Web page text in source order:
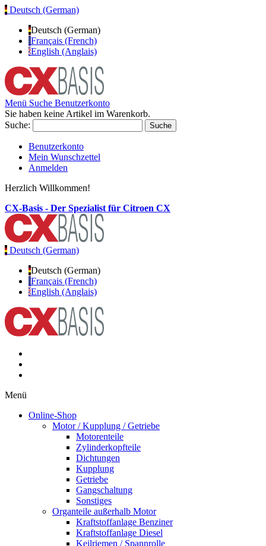
Deutsch (German)
Deutsch (German)
Français (French)
English (Anglais)
Menü Suche Benutzerkonto
Sie haben keine Artikel im Warenkorb.
Suche:
Suche
Benutzerkonto
Mein Wunschzettel
Anmelden
Herzlich Willkommen!
CX-Basis - Der Spezialist für Citroen CX
Deutsch (German)
Deutsch (German)
Français (French)
English (Anglais)
Menü
Online-Shop
Motor / Kupplung / Getriebe
Motorenteile
Zylinderkopfteile
Dichtungen
Kupplung
Getriebe
Gangschaltung
Sonstiges
Organteile außerhalb Motor
Kraftstoffanlage Benziner
Kraftstoffanlage Diesel
Keilriemen / Spannrolle